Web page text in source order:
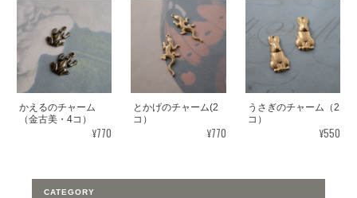
かえるのチャーム
（金古美・4コ）
¥770
とかげのチャーム(2
コ）
¥770
うさぎのチャーム（2
コ）
¥550
CATEGORY